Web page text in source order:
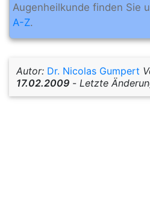
Augenheilkunde finden Sie
A-Z.
Autor: Dr. Nicolas Gumpert
17.02.2009 - Letzte